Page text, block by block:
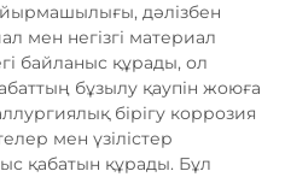
дәлізбен
мен негізгі материал
байланыс құрады, ол
бұзылу қаупін жоюға
бірігу коррозия
мен үзілістер
қабатын құрады. Бұл